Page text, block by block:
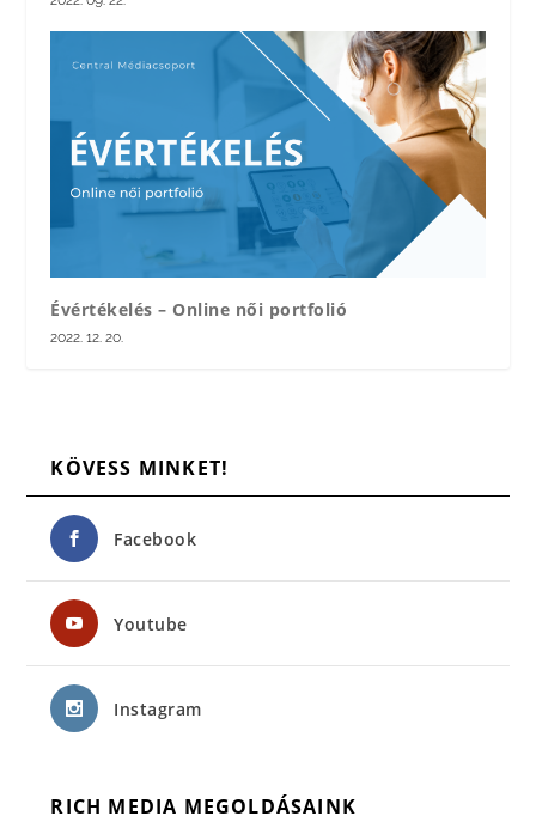
Évértékelés – Online női portfolió
2022. 12. 20.
KÖVESS MINKET!
Facebook
Youtube
Instagram
RICH MEDIA MEGOLDÁSAINK